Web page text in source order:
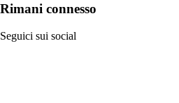
Rimani connesso
Seguici sui social